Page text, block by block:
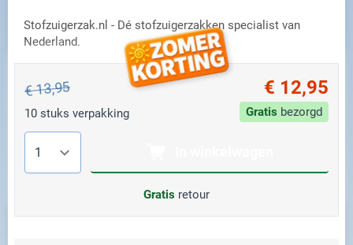
Stofzuigerzak.nl - Dé stofzuigerzakken specialist van
Nederland.
€ 13,95 € 12,95
10 stuks verpakking Gratis bezorgd
Gratis retour